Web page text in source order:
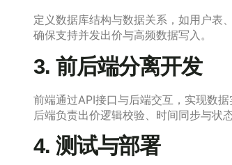
定义数据库结构与数据关系，如用户表
确保支持并发出价与高频数据写入。
3. 前后端分离开发
前端通过API接口与后端交互，实现数据
后端负责出价逻辑校验、时间同步与状态
4. 测试与部署